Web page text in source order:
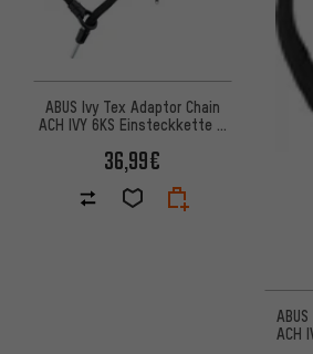
ABUS Ivy Tex Adaptor Chain
ACH IVY 6KS Einsteckkette +
36,99€
ACH